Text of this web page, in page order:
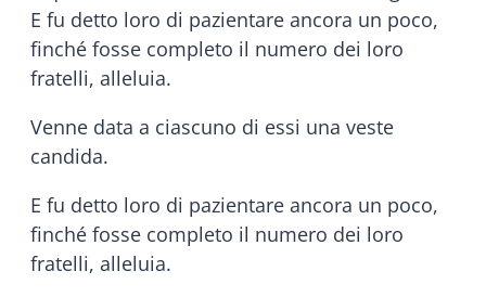
E fu detto loro di pazientare ancora un poco,
finché fosse completo il numero dei loro
fratelli, alleluia.
Venne data a ciascuno di essi una veste
candida.
E fu detto loro di pazientare ancora un poco,
finché fosse completo il numero dei loro
fratelli, alleluia.